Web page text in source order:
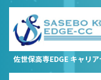
佐世保高専EDGE キャリ